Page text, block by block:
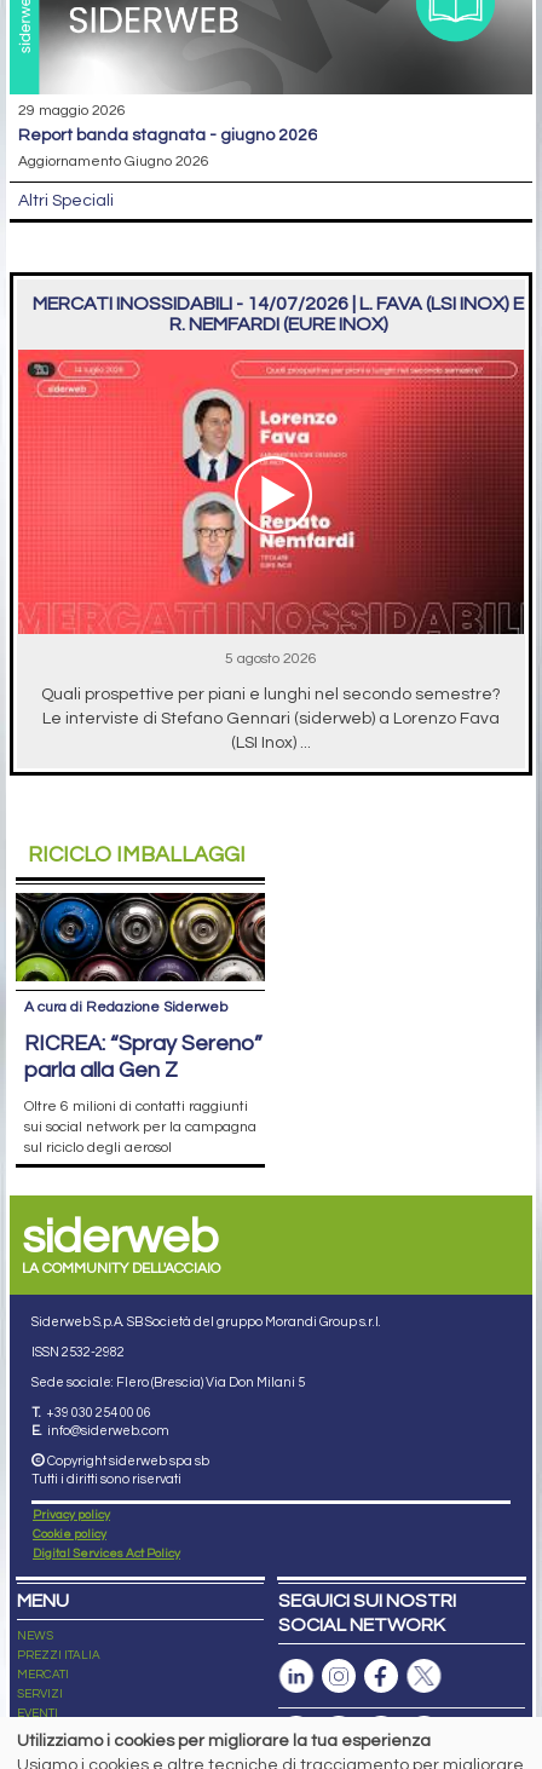
29 maggio 2026
report banda stagnata - giugno 2026
Aggiornamento Giugno 2026
Altri Speciali
MERCATI INOSSIDABILI - 14/07/2026 | L. FAVA (LSI INOX) E
R. NEMFARDI (EURE INOX)
5 agosto 2026
Quali prospettive per piani e lunghi nel secondo semestre?
Le interviste di Stefano Gennari (siderweb) a Lorenzo Fava
(LSI Inox) ...
RICICLO IMBALLAGGI
A cura di Redazione Siderweb
RICREA: “Spray Sereno”
parla alla Gen Z
Oltre 6 milioni di contatti raggiunti
sui social network per la campagna
sul riciclo degli aerosol
siderweb
LA COMMUNITY DELL'ACCIAIO
Siderweb S.p.A. SB Società del gruppo Morandi Group s.r.l.
ISSN 2532-2982
Sede sociale: Flero (Brescia) Via Don Milani 5
T. +39 030 254 00 06
E. info@siderweb.com
Copyright siderweb spa sb
Tutti i diritti sono riservati
Privacy policy
Cookie policy
Digital Services Act Policy
MENU
NEWS
PREZZI ITALIA
MERCATI
SERVIZI
EVENTI
ABBONAMENTI
SEGUICI SUI NOSTRI
SOCIAL NETWORK
Utilizziamo i cookies per migliorare la tua esperienza
Usiamo i cookies e altre tecniche di tracciamento per migliorare